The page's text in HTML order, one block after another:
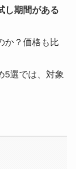
し期間がある
か？価格も比
5選では、対象